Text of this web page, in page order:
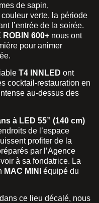
de sapin,
verte, la période
l’entrée de la soirée.
ROBIN 600+ nous ont
pour animer
T4 INNLED ont
cocktail-restauration en
au-dessus des
à LED 55” (140 cm)
de l’espace
profiter de la
par l’Agence
à sa fondatrice. La
MAC MINI équipé du
ce lieu décalé, nous